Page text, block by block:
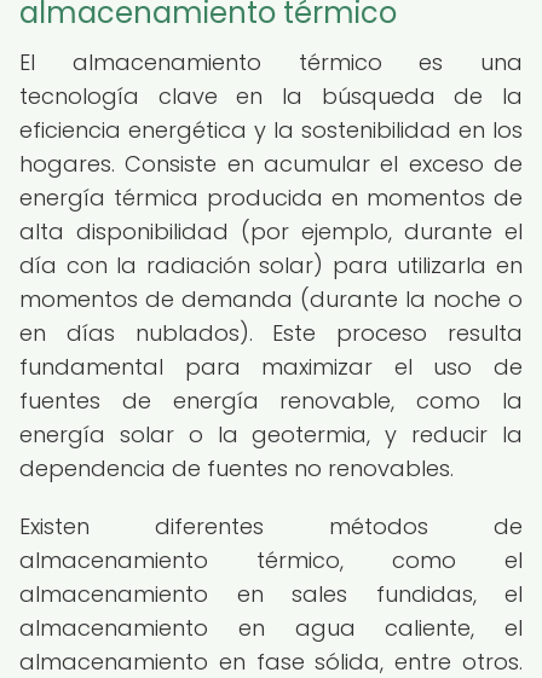
almacenamiento térmico
El almacenamiento térmico es una
tecnología clave en la búsqueda de la
eficiencia energética y la sostenibilidad en los
hogares. Consiste en acumular el exceso de
energía térmica producida en momentos de
alta disponibilidad (por ejemplo, durante el
día con la radiación solar) para utilizarla en
momentos de demanda (durante la noche o
en días nublados). Este proceso resulta
fundamental para maximizar el uso de
fuentes de energía renovable, como la
energía solar o la geotermia, y reducir la
dependencia de fuentes no renovables.
Existen diferentes métodos de
almacenamiento térmico, como el
almacenamiento en sales fundidas, el
almacenamiento en agua caliente, el
almacenamiento en fase sólida, entre otros.